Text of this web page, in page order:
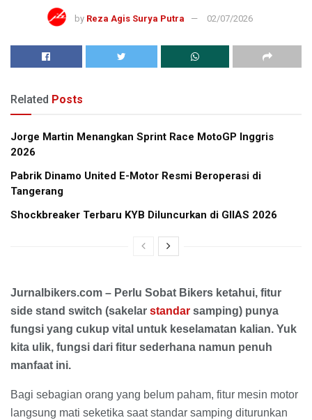
by Reza Agis Surya Putra 02/07/2026
Related Posts
Jorge Martin Menangkan Sprint Race MotoGP Inggris
2026
Pabrik Dinamo United E-Motor Resmi Beroperasi di
Tangerang
Shockbreaker Terbaru KYB Diluncurkan di GIIAS 2026
Jurnalbikers.com – Perlu Sobat Bikers ketahui, fitur
side stand switch (sakelar standar samping) punya
fungsi yang cukup vital untuk keselamatan kalian. Yuk
kita ulik, fungsi dari fitur sederhana namun penuh
manfaat ini.
Bagi sebagian orang yang belum paham, fitur mesin motor
langsung mati seketika saat standar samping diturunkan